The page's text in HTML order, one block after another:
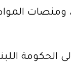
ومنصات
الحكومة